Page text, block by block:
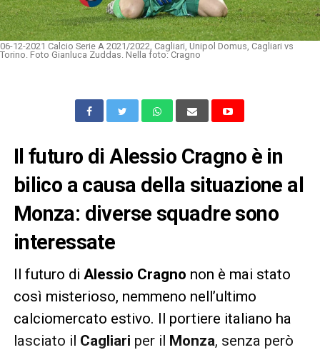
06-12-2021 Calcio Serie A 2021/2022, Cagliari, Unipol Domus, Cagliari vs
Torino. Foto Gianluca Zuddas. Nella foto: Cragno
Il futuro di Alessio Cragno è in
bilico a causa della situazione al
Monza: diverse squadre sono
interessate
Il futuro di Alessio Cragno non è mai stato
così misterioso, nemmeno nell’ultimo
calciomercato estivo. Il portiere italiano ha
lasciato il Cagliari per il Monza, senza però